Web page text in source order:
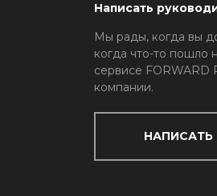
Написать
Мы рады, когда вы
когда что-то пошло
сервисе FORWARD
компании.
НАПИСАТЬ